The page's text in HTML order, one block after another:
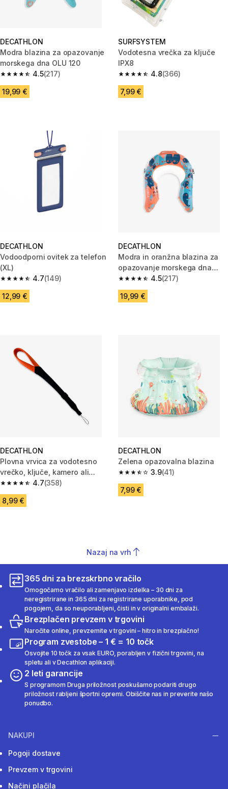
DECATHLON
Modra blazina za opazovanje
morskega dna OLU 120
4.5
4.5 od 5 zvezdic from 217 ocene
(217)
19,99 €
SURFSYSTEM
Vodotesna vrečka za ključe
IPX8
4.8
4.8 od 5 zvezdic from 366
(366)
7,99 €
DECATHLON
Vodoodporni ovitek za telefon
(XL)
4.7
4.7 od 5 zvezdic from 149 ocene
(149)
12,99 €
DECATHLON
Modra in oranžna blazina za
opazovanje morskega dna
OLU 120 4.5
4.5 od 5 zvezdic from 217
(217)
19,99 €
DECATHLON
Plovna vrvica za vodotesno
vrečko, ključe, kamero ali
telefon
4.7
4.7 od 5 zvezdic from 358 ocene
(358)
8,99 €
DECATHLON
Zelena opazovalna blazina
3.9
3.9 od 5 zvezdic from 41 ocene
(41)
7,99 €
Nazaj na vrh
365 dni za brezskrbno vračilo
Omogočamo vračilo ali zamenjavo izdelka – 30 dni za
neregistrirane in 365 dni za registrirane uporabnike, pod
pogojem, da so neuporabljeni, čisti in v originalni embalaži.
Brezplačen prevzem v trgovini
Naročite online, prevzemite v trgovini – hitro in brezplačno!
Program zvestobe – 1 € = 10 točk
Osvojite 10 točk za vsak EURO, porabljen v fizični trgovini, na
spletu ali v Decathlon aplikaciji.
2 leti garancije
S programom Druga priložnost poskušamo podariti drugo
priložnost rabljeni športni opremi. Obiščite nas in preverite našo
ponudbo.
NAKUPI
Pogoji dostave
Prevzem v trgovini
Načini plačila